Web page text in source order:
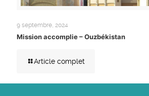
9 septembre, 2024
Mission accomplie – Ouzbékistan
Article complet